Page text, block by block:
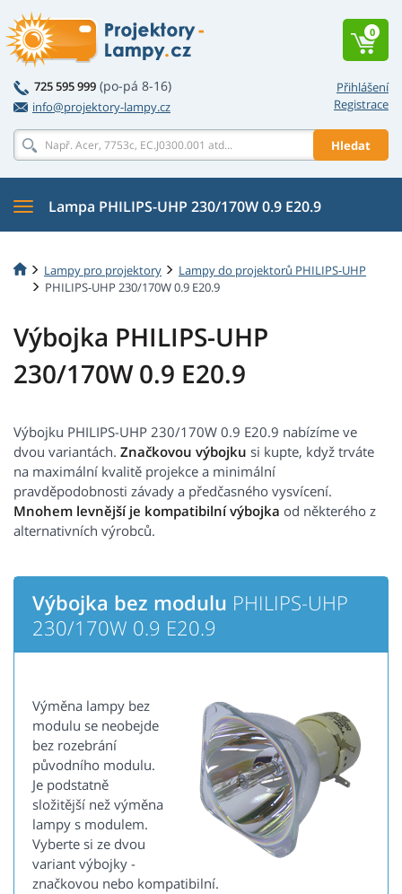
Přihlášení
Registrace
725 595 999 (po-pá 8-16)
info@projektory-lampy.cz
Hledat
0
Lampa PHILIPS-UHP 230/170W 0.9 E20.9
Lampy pro projektory
Lampy do projektorů PHILIPS-UHP
PHILIPS-UHP 230/170W 0.9 E20.9
Výbojka PHILIPS-UHP
230/170W 0.9 E20.9
Výbojku PHILIPS-UHP 230/170W 0.9 E20.9 nabízíme ve
dvou variantách. Značkovou výbojku si kupte, když trváte
na maximální kvalitě projekce a minimální
pravděpodobnosti závady a předčasného vysvícení.
Mnohem levnější je kompatibilní výbojka od některého z
alternativních výrobců.
Výbojka bez modulu PHILIPS-UHP
230/170W 0.9 E20.9
Výměna lampy bez
modulu se neobejde
bez rozebrání
původního modulu.
Je podstatně
složitější než výměna
lampy s modulem.
Vyberte si ze dvou
variant výbojky -
značkovou nebo kompatibilní.